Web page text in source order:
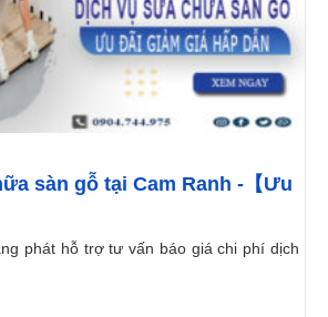
sàn gỗ tại Cam Ranh -【Ưu
phát hỗ trợ tư vấn báo giá chi phí dịch